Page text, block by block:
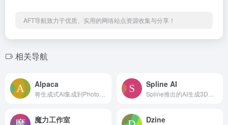
AFT导航致力于优质、实用的网络站点资源收集与分享！
相关导航
Alpaca Spline AI
魔力工作室 Dzine